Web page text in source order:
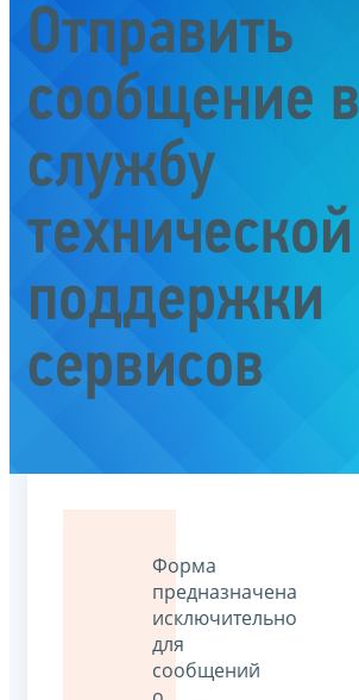
Отправить
сообщение в
службу
технической
поддержки
сервисов
Форма
предназначена
исключительно
для
сообщений